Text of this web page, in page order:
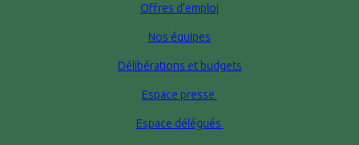
Offres d’emploi
Nos équipes
Délibérations et budgets
Espace presse
Espace délégués